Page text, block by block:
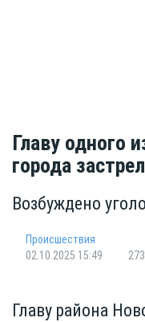
Главу одного
города
Возбуждено
Происшествия
02.10.2025 15:49
273
Главу района